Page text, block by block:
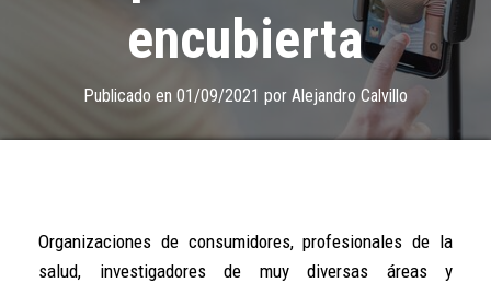
encubierta
Publicado en 01/09/2021 por Alejandro Calvillo
Organizaciones de consumidores, profesionales de la
salud, investigadores de muy diversas áreas y